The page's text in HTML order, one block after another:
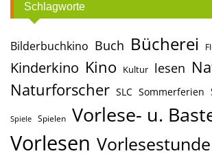
Schlagworte
Bilderbuchkino Buch Bücherei
Kinderkino Kino Kultur lesen
Naturforscher SLC Sommerferien
Spiele Spielen Vorlese- u.
Vorlesen Vorlesestunde